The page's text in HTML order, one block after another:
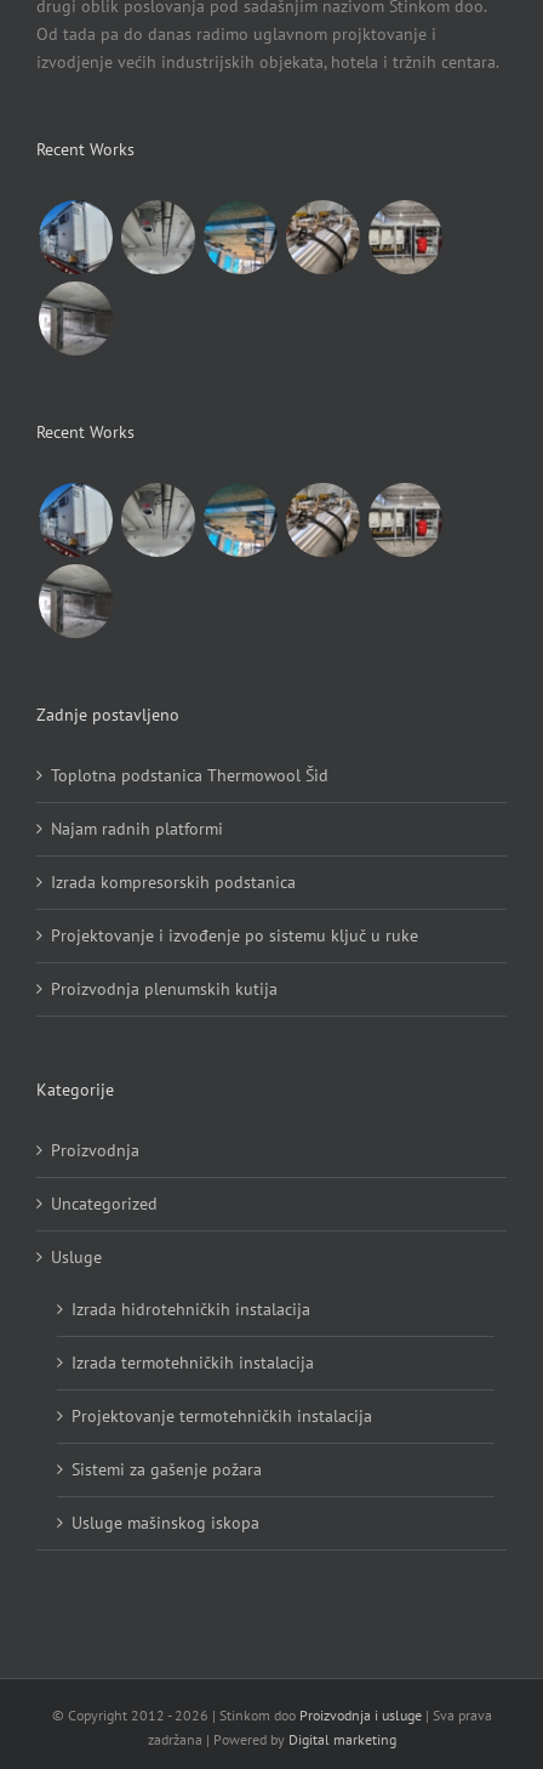
drugi oblik poslovanja pod sadašnjim nazivom Stinkom doo.
Od tada pa do danas radimo uglavnom projktovanje i
izvodjenje većih industrijskih objekata, hotela i tržnih centara.
Recent Works
Recent Works
Zadnje postavljeno
Toplotna podstanica Thermowool Šid
Najam radnih platformi
Izrada kompresorskih podstanica
Projektovanje i izvođenje po sistemu ključ u ruke
Proizvodnja plenumskih kutija
Kategorije
Proizvodnja
Uncategorized
Usluge
Izrada hidrotehničkih instalacija
Izrada termotehničkih instalacija
Projektovanje termotehničkih instalacija
Sistemi za gašenje požara
Usluge mašinskog iskopa
© Copyright 2012 - 2026 | Stinkom doo Proizvodnja i usluge| Sva prava
zadržana | Powered by Digital marketing